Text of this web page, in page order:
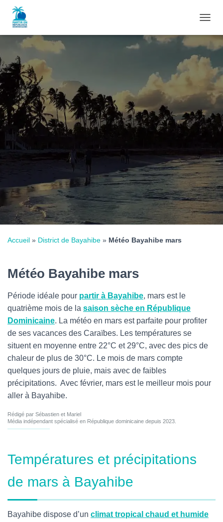
É
L
N
A
A
T
I
O
N
Accueil » District de Bayahibe » Météo Bayahibe mars
Météo Bayahibe mars
Période idéale pour partir à Bayahibe, mars est le
quatrième mois de la saison sèche en République
Dominicaine. La météo en mars est parfaite pour profiter
de ses vacances des Caraïbes. Les températures se
situent en moyenne entre 22°C et 29°C, avec des pics de
chaleur de plus de 30°C. Le mois de mars compte
quelques jours de pluie, mais avec de faibles
précipitations. Avec février, mars est le meilleur mois pour
aller à Bayahibe.
Rédigé par Sébastien et Mariel
Média indépendant spécialisé en République dominicaine depuis 2023.
Températures et précipitations
de mars à Bayahibe
Bayahibe dispose d’un climat tropical chaud et humide